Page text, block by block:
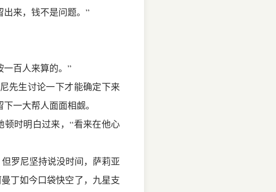
来，钱不是问题。”
百人来算的。”
先生讨论一下才能确定下来
一大帮人面面相觑。
时明白过来，“看来在他心
罗尼坚持说没时间，萨莉亚
丁如今口袋快空了，九星支